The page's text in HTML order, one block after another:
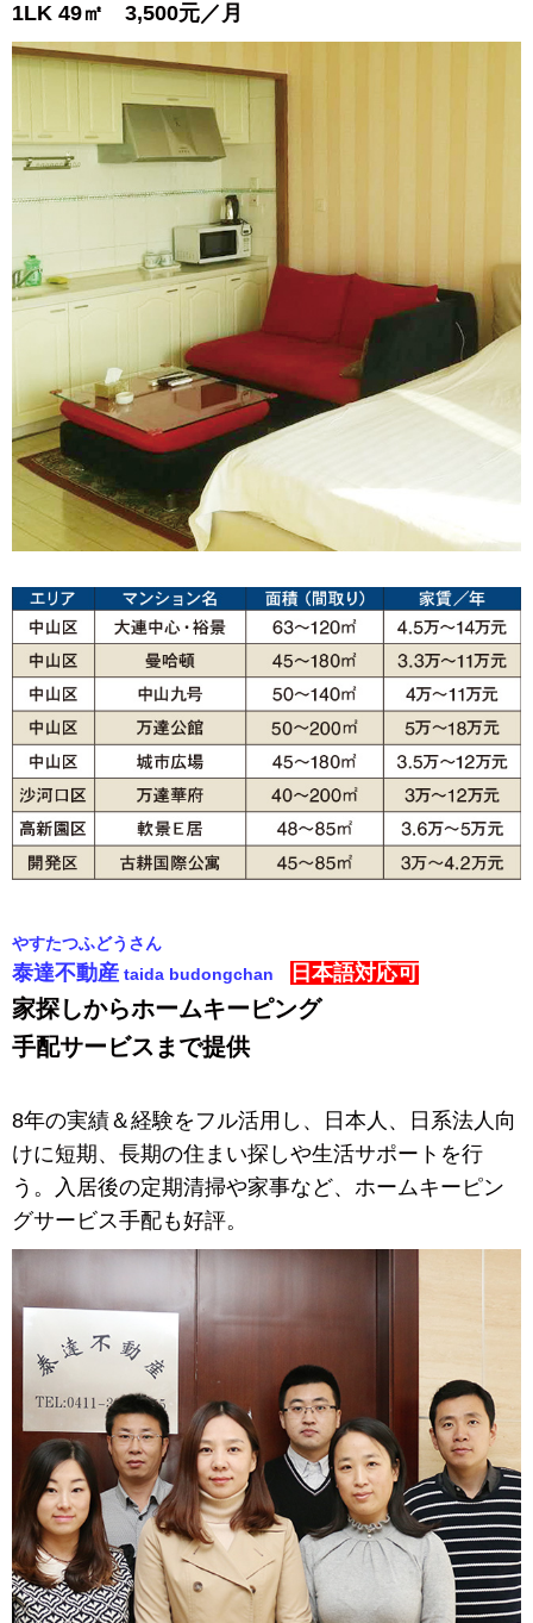
1LK 49㎡ 3,500元／月
やすたつふどうさん
泰達不動産 taida budongchan 日本語対応可
家探しからホームキーピング
手配サービスまで提供
8年の実績＆経験をフル活用し、日本人、日系法人向
けに短期、長期の住まい探しや生活サポートを行
う。入居後の定期清掃や家事など、ホームキーピン
グサービス手配も好評。